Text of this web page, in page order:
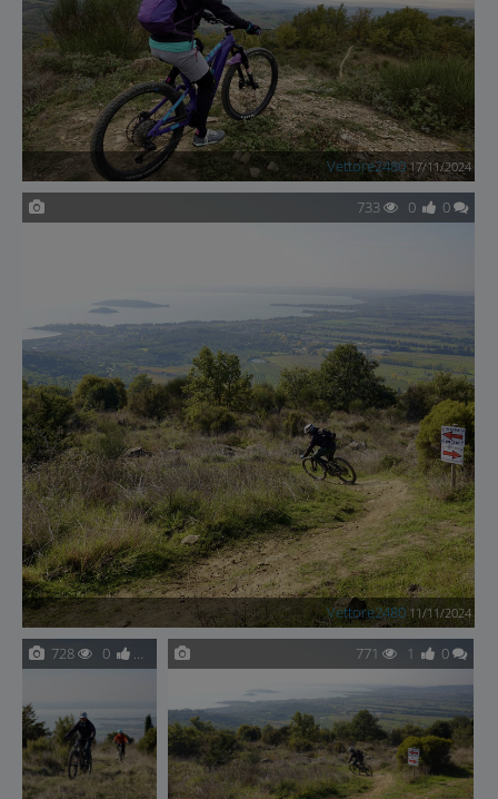
Vettore2480 17/11/2024
733 0 0
Vettore2480 11/11/2024
728 0 0 771 1 0